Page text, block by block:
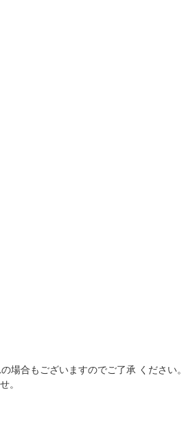
場合もございますのでご了承 ください。
。